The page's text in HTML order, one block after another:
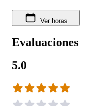
Ver horas
Evaluaciones
5.0